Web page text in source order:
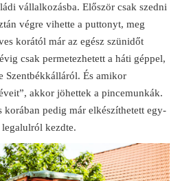
vállalkozásba. Először csak szedni
végre vihette a puttonyt, meg
korától már az egész szünidőt
csak permetezhetett a háti géppel,
Szentbékkálláról. És amikor
akkor jöhettek a pincemunkák.
pedig már elkészíthetett egy-
kezdte.